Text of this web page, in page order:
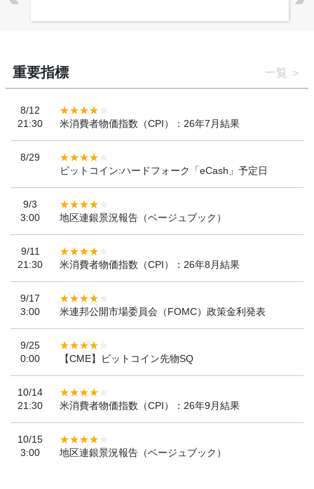
重要指標 一覧
8/12
21:30
米消費者物価指数（CPI）：26年7月結果
8/29
ビットコイン:ハードフォーク「eCash」予定日
9/3
3:00
地区連銀景況報告（ベージュブック）
9/11
21:30
米消費者物価指数（CPI）：26年8月結果
9/17
3:00
米連邦公開市場委員会（FOMC）政策金利発表
9/25
0:00
【CME】ビットコイン先物SQ
10/14
21:30
米消費者物価指数（CPI）：26年9月結果
10/15
3:00
地区連銀景況報告（ベージュブック）